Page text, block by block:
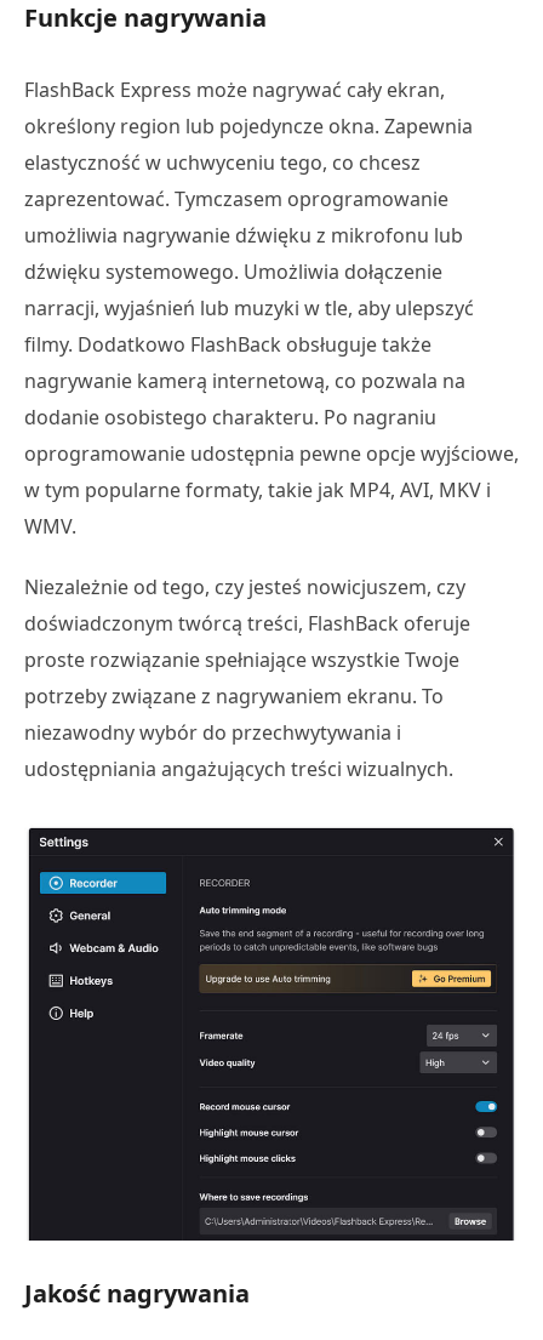
Funkcje nagrywania
FlashBack Express może nagrywać cały ekran,
określony region lub pojedyncze okna. Zapewnia
elastyczność w uchwyceniu tego, co chcesz
zaprezentować. Tymczasem oprogramowanie
umożliwia nagrywanie dźwięku z mikrofonu lub
dźwięku systemowego. Umożliwia dołączenie
narracji, wyjaśnień lub muzyki w tle, aby ulepszyć
filmy. Dodatkowo FlashBack obsługuje także
nagrywanie kamerą internetową, co pozwala na
dodanie osobistego charakteru. Po nagraniu
oprogramowanie udostępnia pewne opcje wyjściowe,
w tym popularne formaty, takie jak MP4, AVI, MKV i
WMV.
Niezależnie od tego, czy jesteś nowicjuszem, czy
doświadczonym twórcą treści, FlashBack oferuje
proste rozwiązanie spełniające wszystkie Twoje
potrzeby związane z nagrywaniem ekranu. To
niezawodny wybór do przechwytywania i
udostępniania angażujących treści wizualnych.
Jakość nagrywania